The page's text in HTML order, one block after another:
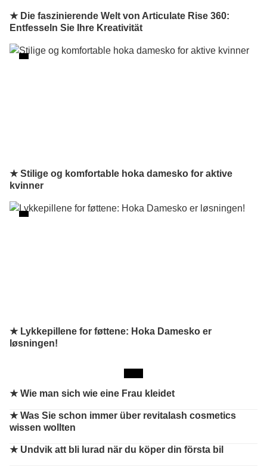
★ Die faszinierende Welt von Articulate Rise 360:
Entfesseln Sie Ihre Kreativität
★ Stilige og komfortable hoka damesko for aktive
kvinner
★ Lykkepillene for føttene: Hoka Damesko er
løsningen!
★Wie man sich wie eine Frau kleidet
★Was Sie schon immer über revitalash cosmetics
wissen wollten
★ Undvik att bli lurad när du köper din första bil